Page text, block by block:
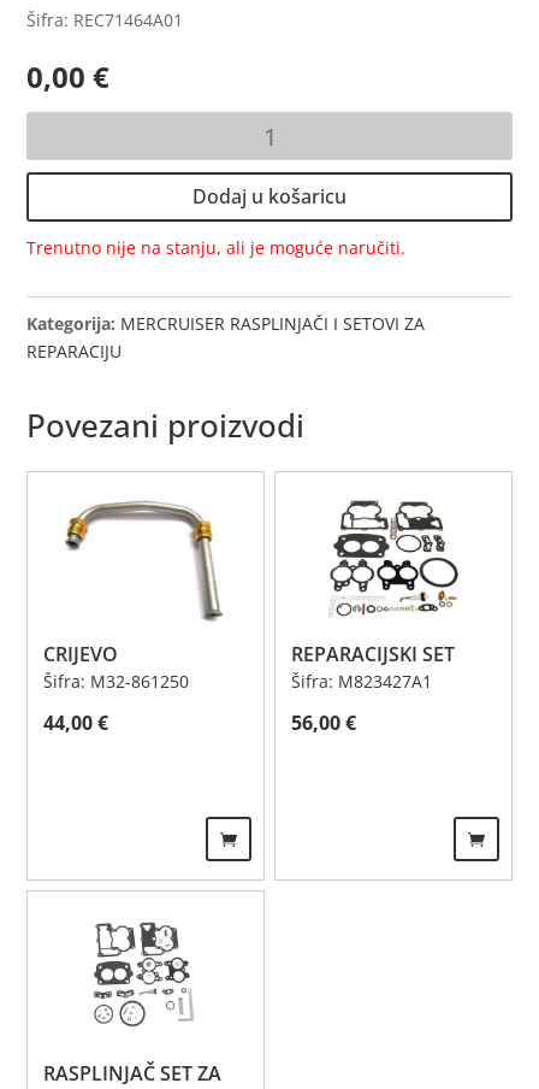
Šifra: REC71464A01
0,00€
Dodaj u košaricu
Trenutno nije na stanju, ali je moguće naručiti.
Kategorija: MERCRUISER RASPLINJAČI I SETOVI ZA
REPARACIJU
Povezani proizvodi
CRIJEVO
Šifra: M32-861250
44,00€
REPARACIJSKI SET
Šifra: M823427A1
56,00€
RASPLINJAČ SET ZA